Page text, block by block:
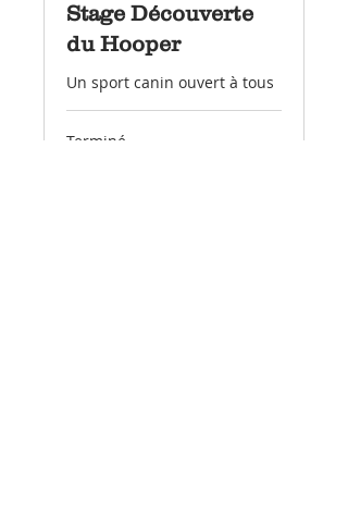
Stage Découverte
du Hooper
Un sport canin ouvert à tous
Terminé